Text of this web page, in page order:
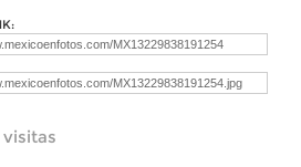
visitas